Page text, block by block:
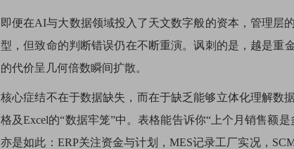
即便在AI与大数据领域投入了天文数字般的资本，管理层
型，但致命的判断错误仍在不断重演。讽刺的是，越是重
的代价呈几何倍数瞬间扩散。
核心症结不在于数据缺失，而在于缺乏能够立体化理解数
格及Excel的“数据牢笼”中。表格能告诉你“上个月销售额
亦是如此：ERP关注资金与计划，MES记录工厂实况，